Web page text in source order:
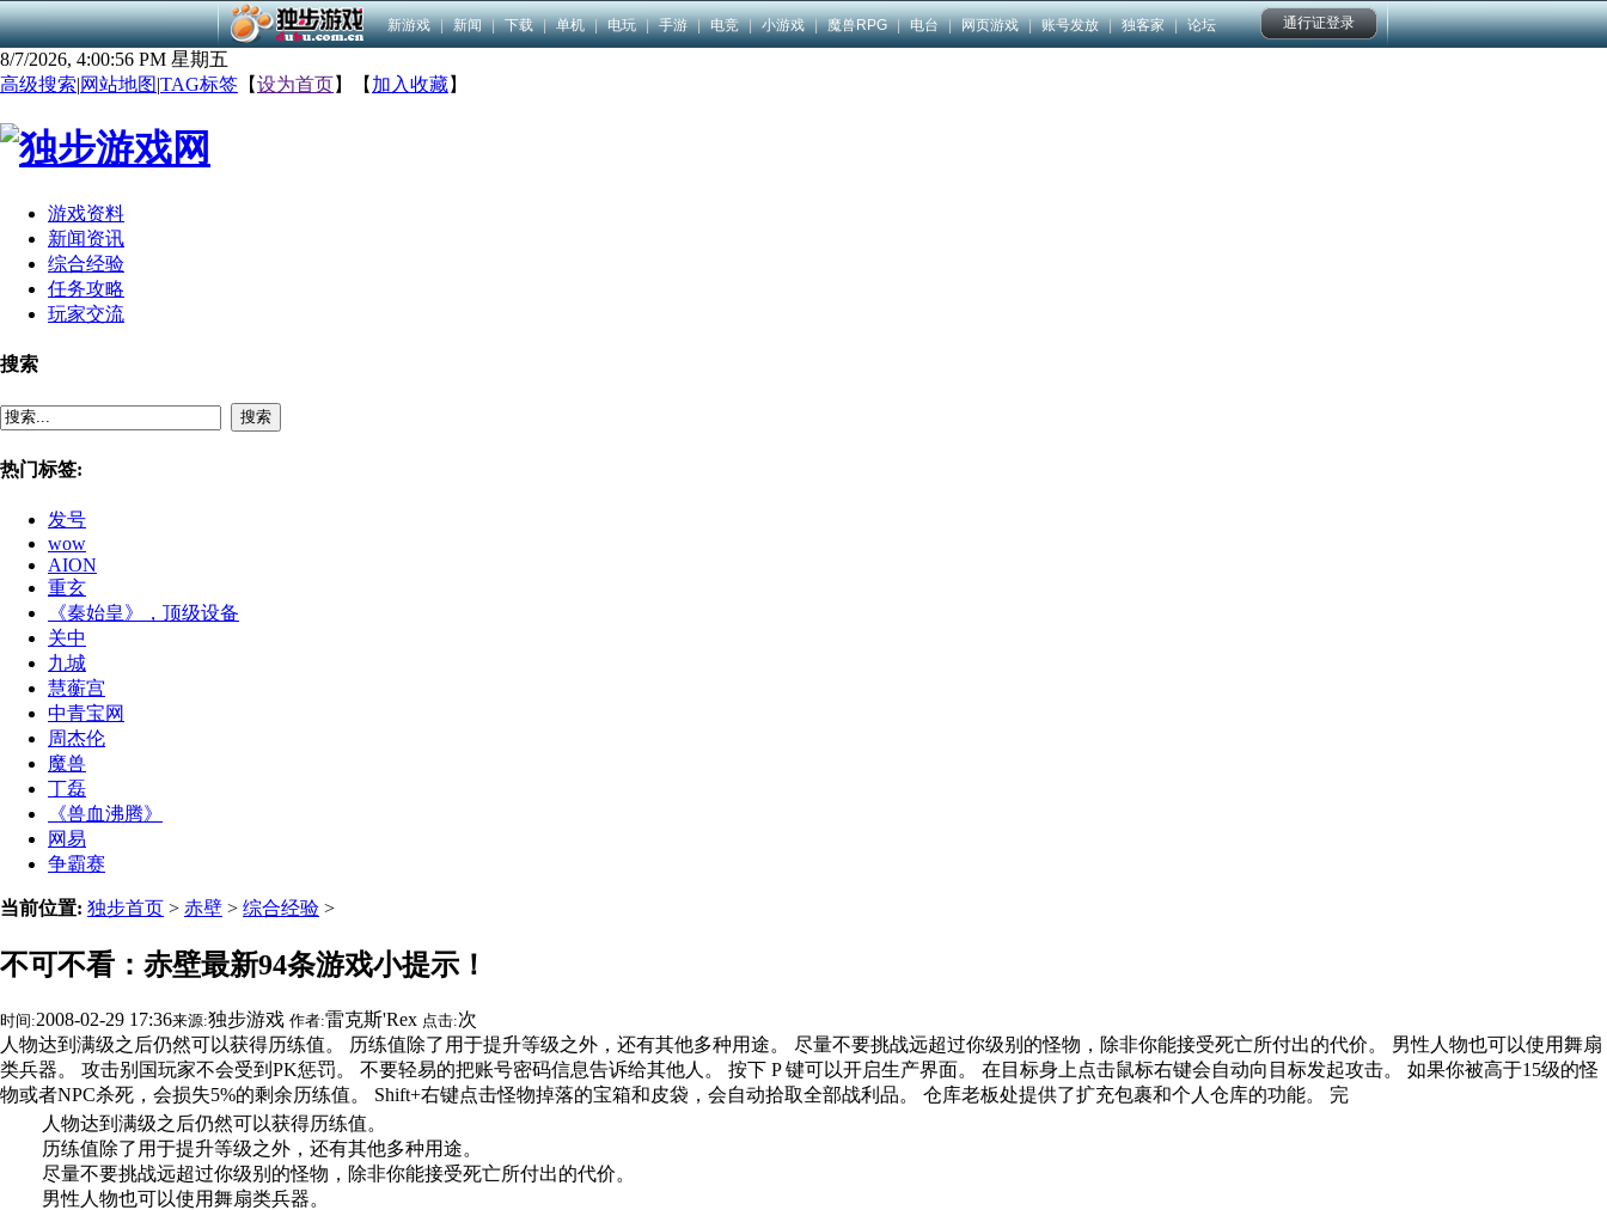
新游戏 | 新闻 | 下载 | 单机 | 电玩 | 手游 | 电竞 | 小游戏 | 魔兽RPG | 电台 | 网页游戏 | 账号发放 | 独客家 | 论坛 通行证登录
8/7/2026, 4:00:57 PM 星期五
高级搜索|网站地图|TAG标签 【设为首页】【 加入收藏】
游戏资料
新闻资讯
综合经验
任务攻略
玩家交流
搜索
搜索
热门标签:
发号
wow
AION
重玄
《秦始皇》，顶级设备
关中
九城
慧蘅宫
中青宝网
周杰伦
魔兽
丁磊
《兽血沸腾》
网易
争霸赛
当前位置: 独步首页 > 赤壁 > 综合经验 >
不可不看：赤壁最新94条游戏小提示！
时间:2008-02-29 17:36来源:独步游戏 作者:雷克斯'Rex 点击:次
人物达到满级之后仍然可以获得历练值。 历练值除了用于提升等级之外，还有其他多种用途。 尽量不要挑战远超过你级别的怪物，除非你能接受死亡所付出的代价。 男性人物也可以使用舞扇
类兵器。 攻击别国玩家不会受到PK惩罚。 不要轻易的把账号密码信息告诉给其他人。 按下 P 键可以开启生产界面。 在目标身上点击鼠标右键会自动向目标发起攻击。 如果你被高于15级的怪
物或者NPC杀死，会损失5%的剩余历练值。 Shift+右键点击怪物掉落的宝箱和皮袋，会自动拾取全部战利品。 仓库老板处提供了扩充包裹和个人仓库的功能。 完
人物达到满级之后仍然可以获得历练值。
历练值除了用于提升等级之外，还有其他多种用途。
尽量不要挑战远超过你级别的怪物，除非你能接受死亡所付出的代价。
男性人物也可以使用舞扇类兵器。